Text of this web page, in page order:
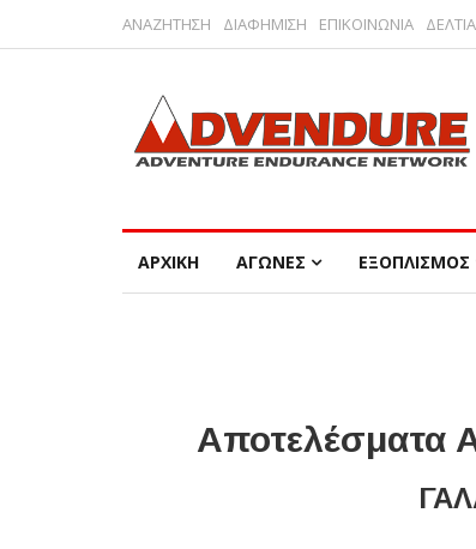
ΑΝΑΖΗΤΗΣΗ ΔΙΑΦΗΜΙΣΗ ΕΠΙΚΟΙΝΩΝΙΑ
ΑΡΧΙΚΗ ΑΓΩΝΕΣ ΕΞΟΠΛΙΣΜΟΣ
Αποτελέσματα